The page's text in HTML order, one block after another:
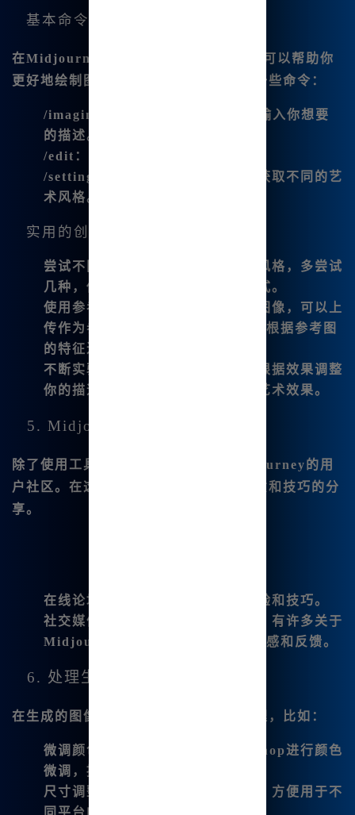
基本命令和应用
在Midjourney内网版中，有些基本命令可以帮助你
更好地绘制图像。以下是我经常使用的一些命令：
/imagine
：用于生成新图像。直接输入你想要
的描述。
/edit ：可以对生成的图像进行编辑。
/settings
：调整你的生成参数，以获取不同的艺
术风格。
实用的创作建议：
尝试不同的风格
：不要拘泥于一种风格，多尝试
几种，你可能会找到更好的表达方式。
使用参考图
：如果你有喜欢的某幅图像，可以上
传作为参考，Midjourney内网版会根据参考图
的特征进行生成。
不断实验
：每次生成图像后，可以根据效果调整
你的描述，多实验才能找到最佳的艺术效果。
5. Midjourney社区与资源
除了使用工具，我还非常推荐加入Midjourney的用
户社区。在这些地方，可以找到很多创意和技巧的分
享。
在线论坛
：用户之间可互相交流经验和技巧。
社交媒体群组
：在各种社交平台上，有许多关于
Midjourney的讨论组，可以获得灵感和反馈。
6. 处理生成的图像
在生成的图像中，我通常会进行后期处理，比如：
微调颜色
：使用专业软件如Photoshop进行颜色
微调，提升图像的整体质感。
尺寸调整
：根据需要进行尺寸变化，方便用于不
同平台的展示。